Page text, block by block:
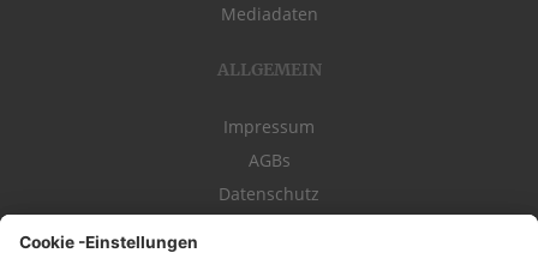
Mediadaten
ALLGEMEIN
Impressum
AGBs
Datenschutz